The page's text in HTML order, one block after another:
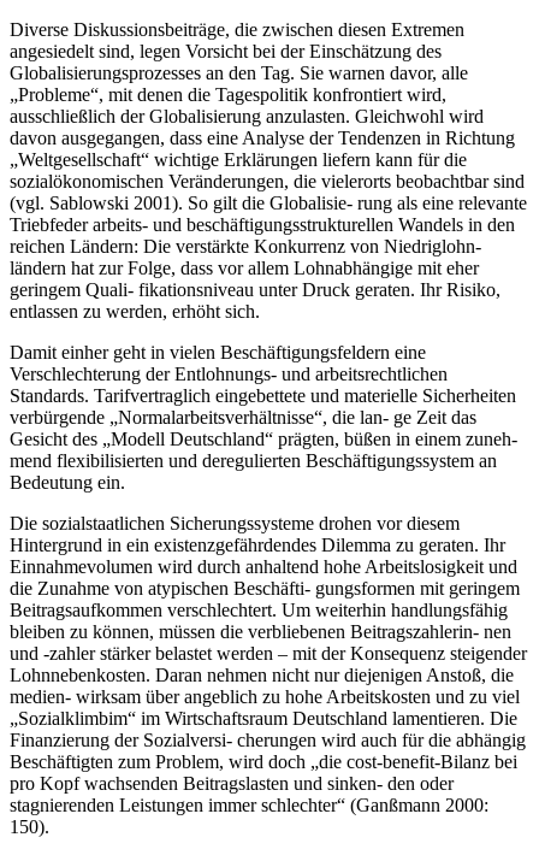
Diverse Diskussionsbeiträge, die zwischen diesen Extremen
angesiedelt sind, legen Vorsicht bei der Einschätzung des
Globalisierungsprozesses an den Tag. Sie warnen davor, alle
„Probleme“, mit denen die Tagespolitik konfrontiert wird,
ausschließlich der Globalisierung anzulasten. Gleichwohl wird
davon ausgegangen, dass eine Analyse der Tendenzen in Richtung
„Weltgesellschaft“ wichtige Erklärungen liefern kann für die
sozialökonomischen Veränderungen, die vielerorts beobachtbar sind
(vgl. Sablowski 2001). So gilt die Globalisie- rung als eine relevante
Triebfeder arbeits- und beschäftigungsstrukturellen Wandels in den
reichen Ländern: Die verstärkte Konkurrenz von Niedriglohn-
ländern hat zur Folge, dass vor allem Lohnabhängige mit eher
geringem Quali- fikationsniveau unter Druck geraten. Ihr Risiko,
entlassen zu werden, erhöht sich.
Damit einher geht in vielen Beschäftigungsfeldern eine
Verschlechterung der Entlohnungs- und arbeitsrechtlichen
Standards. Tarifvertraglich eingebettete und materielle Sicherheiten
verbürgende „Normalarbeitsverhältnisse“, die lan- ge Zeit das
Gesicht des „Modell Deutschland“ prägten, büßen in einem zuneh-
mend flexibilisierten und deregulierten Beschäftigungssystem an
Bedeutung ein.
Die sozialstaatlichen Sicherungssysteme drohen vor diesem
Hintergrund in ein existenzgefährdendes Dilemma zu geraten. Ihr
Einnahmevolumen wird durch anhaltend hohe Arbeitslosigkeit und
die Zunahme von atypischen Beschäfti- gungsformen mit geringem
Beitragsaufkommen verschlechtert. Um weiterhin handlungsfähig
bleiben zu können, müssen die verbliebenen Beitragszahlerin- nen
und -zahler stärker belastet werden – mit der Konsequenz steigender
Lohnnebenkosten. Daran nehmen nicht nur diejenigen Anstoß, die
medien- wirksam über angeblich zu hohe Arbeitskosten und zu viel
„Sozialklimbim“ im Wirtschaftsraum Deutschland lamentieren. Die
Finanzierung der Sozialversi- cherungen wird auch für die abhängig
Beschäftigten zum Problem, wird doch „die cost-benefit-Bilanz bei
pro Kopf wachsenden Beitragslasten und sinken- den oder
stagnierenden Leistungen immer schlechter“ (Ganßmann 2000:
150).